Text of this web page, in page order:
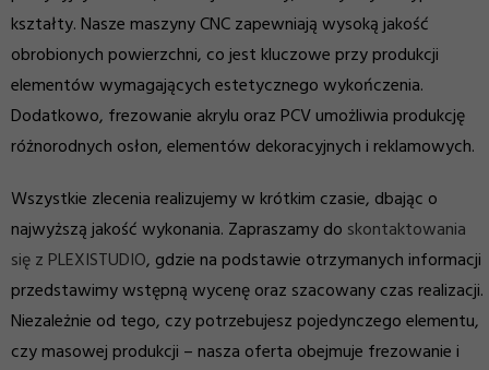
kształty. Nasze maszyny CNC zapewniają wysoką jakość
obrobionych powierzchni, co jest kluczowe przy produkcji
elementów wymagających estetycznego wykończenia.
Dodatkowo, frezowanie akrylu oraz PCV umożliwia produkcję
różnorodnych osłon, elementów dekoracyjnych i reklamowych.
Wszystkie zlecenia realizujemy w krótkim czasie, dbając o
najwyższą jakość wykonania. Zapraszamy do skontaktowania
się z PLEXISTUDIO, gdzie na podstawie otrzymanych informacji
przedstawimy wstępną wycenę oraz szacowany czas realizacji.
Niezależnie od tego, czy potrzebujesz pojedynczego elementu,
czy masowej produkcji – nasza oferta obejmuje frezowanie i